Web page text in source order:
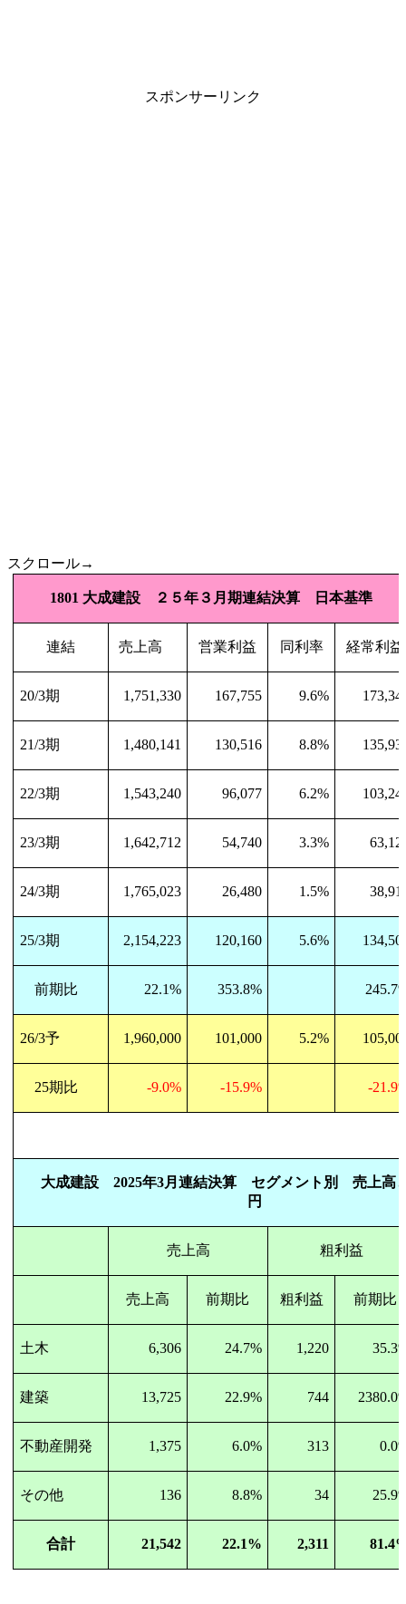
スポンサーリンク
スクロール→
1801 大成建設 ２５年３月期連結決算 日本基準
連結 売上高 営業利益 同利率 経常利益
20/3期 1,751,330 167,755 9.6%
21/3期 1,480,141 130,516 8.8%
22/3期 1,543,240 96,077 6.2%
23/3期 1,642,712 54,740 3.3%
24/3期 1,765,023 26,480 1.5%
25/3期 2,154,223 120,160 5.6%
前期比 22.1% 353.8%
26/3予 1,960,000 101,000 5.2%
25期比 -9.0% -15.9% -
大成建設2025年3月連結決算 セグメント別 売上高
円
売上高 粗利益
売上高 前期比 粗利益 前期比
土木 6,306 24.7% 1,220
建築 13,725 22.9% 744
不動産開発 1,375 6.0% 313
その他 136 8.8% 34
合計 21,542 22.1% 2,311